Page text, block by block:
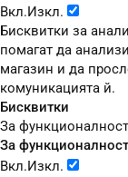
Вкл.Изкл.
Бисквитки за
помагат да
магазин и да
комуникацията й.
Бисквитки
За
За
Вкл.Изкл.